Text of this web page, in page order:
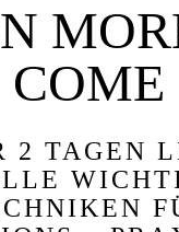
COME
2 TAGEN